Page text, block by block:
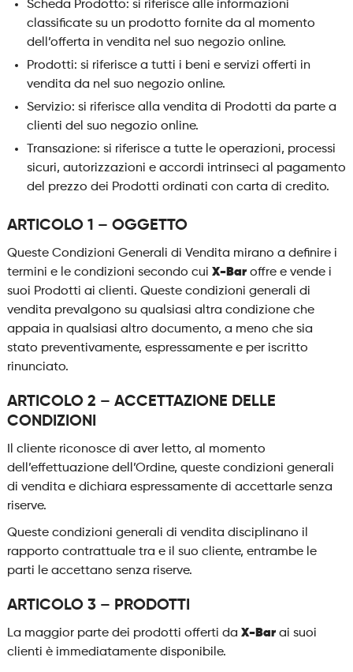
Scheda Prodotto: si riferisce alle informazioni
classificate su un prodotto fornite da al momento
dell’offerta in vendita nel suo negozio online.
Prodotti: si riferisce a tutti i beni e servizi offerti in
vendita da nel suo negozio online.
Servizio: si riferisce alla vendita di Prodotti da parte a
clienti del suo negozio online.
Transazione: si riferisce a tutte le operazioni, processi
sicuri, autorizzazioni e accordi intrinseci al pagamento
del prezzo dei Prodotti ordinati con carta di credito.
ARTICOLO 1 – OGGETTO
Queste Condizioni Generali di Vendita mirano a definire i
termini e le condizioni secondo cui X-Baroffre e vende i
suoi Prodotti ai clienti. Queste condizioni generali di
vendita prevalgono su qualsiasi altra condizione che
appaia in qualsiasi altro documento, a meno che sia
stato preventivamente, espressamente e per iscritto
rinunciato.
ARTICOLO 2 – ACCETTAZIONE DELLE
CONDIZIONI
Il cliente riconosce di aver letto, al momento
dell’effettuazione dell’Ordine, queste condizioni generali
di vendita e dichiara espressamente di accettarle senza
riserve.
Queste condizioni generali di vendita disciplinano il
rapporto contrattuale tra e il suo cliente, entrambe le
parti le accettano senza riserve.
ARTICOLO 3 – PRODOTTI
La maggior parte dei prodotti offerti da X-Barai suoi
clienti è immediatamente disponibile.